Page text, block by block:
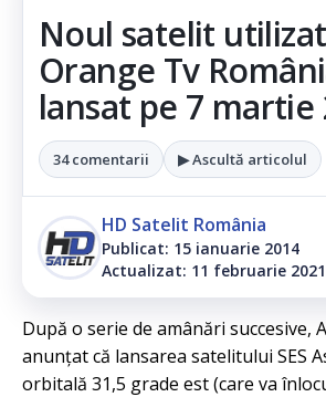
Noul satelit
Orange Tv
lansat pe 7 martie
34 comentarii ▶ Ascultă articolul
HD Satelit România
Publicat: 15 ianuarie 2014
Actualizat: 11 februarie 2021
După o serie de amânări succesive,
anunțat că lansarea satelitului SES
orbitală 31,5 grade est (care va